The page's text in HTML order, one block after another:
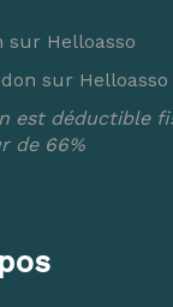
sur Helloasso
sur Helloasso
est déductible
de 66%